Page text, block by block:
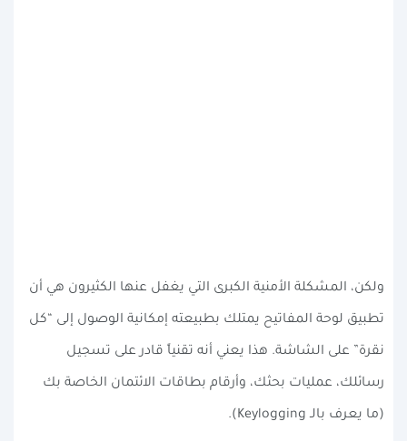
ولكن، المشكلة الأمنية الكبرى التي يغفل عنها الكثيرون هي أن
تطبيق لوحة المفاتيح يمتلك بطبيعته إمكانية الوصول إلى “كل
نقرة” على الشاشة. هذا يعني أنه تقنياً قادر على تسجيل
رسائلك، عمليات بحثك، وأرقام بطاقات الائتمان الخاصة بك
(ما يعرف بالـ Keylogging).